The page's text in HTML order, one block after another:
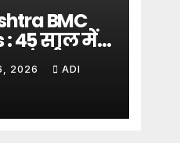
BMC
: 45 साल में
मुंबई पर
2026 ADI